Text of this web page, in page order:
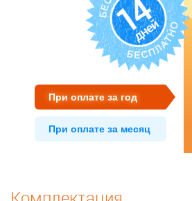
При оплате за год
При оплате за месяц